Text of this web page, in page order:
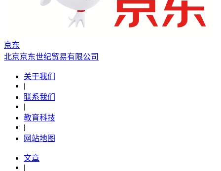
京东
北京京东世纪贸易有限公司
关于我们
|
联系我们
|
教育科技
|
网站地图
文章
|